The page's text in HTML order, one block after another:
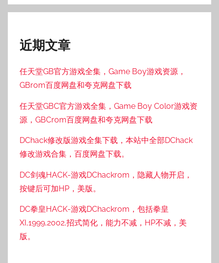
近期文章
任天堂GB官方游戏全集，Game Boy游戏资源，
GBrom百度网盘和夸克网盘下载
任天堂GBC官方游戏全集，Game Boy Color游戏资
源，GBCrom百度网盘和夸克网盘下载
DChack修改版游戏全集下载，本站中全部DChack
修改游戏合集，百度网盘下载。
DC剑魂HACK-游戏DChackrom，隐藏人物开启，
按键后可加HP，美版。
DC拳皇HACK-游戏DChackrom，包括拳皇
XI,1999,2002,招式简化，能力不减，HP不减，美
版。